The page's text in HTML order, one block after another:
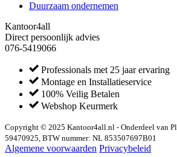
Duurzaam ondernemen
Kantoor4all
Direct persoonlijk advies
076-5419066
Professionals met 25 jaar ervaring
Montage en Installatieservice
100% Veilig Betalen
Webshop Keurmerk
Copyright © 2025 Kantoor4all.nl - Onderdeel van
59470925, BTW nummer: NL 853507697B01
Algemene voorwaarden Privacybeleid